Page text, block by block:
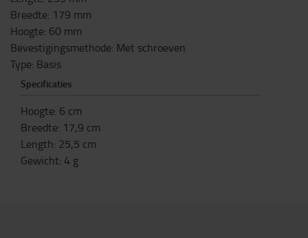
Breedte: 179 mm
Hoogte: 60 mm
Bevestigingsmethode: Met schroeven
Type: Basis
Specificaties
Hoogte: 6 cm
Breedte: 17,9 cm
Length: 25,5 cm
Gewicht: 4 g